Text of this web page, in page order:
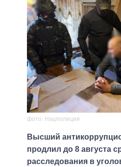
фото: Нацполиция
Высший
продлил до 8 августа
расследования в